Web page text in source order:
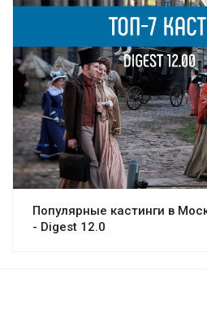
Популярные кастинги в
- Digest 12.0